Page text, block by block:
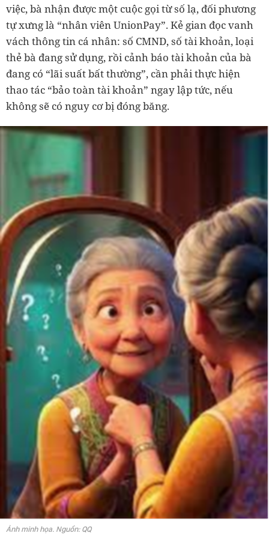
việc, bà nhận được một cuộc gọi từ số lạ, đối phương
tự xưng là “nhân viên UnionPay”. Kẻ gian đọc vanh
vách thông tin cá nhân: số CMND, số tài khoản, loại
thẻ bà đang sử dụng, rồi cảnh báo tài khoản của bà
đang có “lãi suất bất thường”, cần phải thực hiện
thao tác “bảo toàn tài khoản” ngay lập tức, nếu
không sẽ có nguy cơ bị đóng băng.
Ảnh minh họa. Nguồn: QQ